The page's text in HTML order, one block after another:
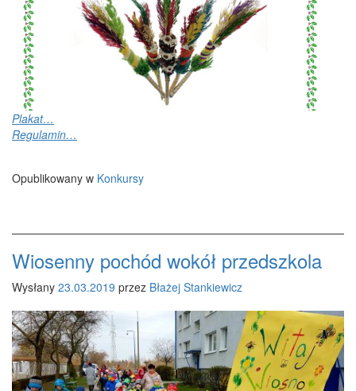
Plakat…
Regulamin…
Opublikowany w Konkursy
Wiosenny pochód wokół przedszkola
Wysłany 23.03.2019 przez Błażej Stankiewicz